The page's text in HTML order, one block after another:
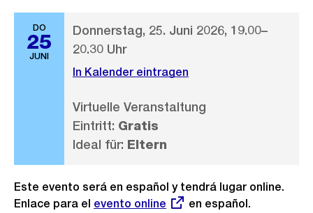
DO
25
JUNI
Donnerstag, 25. Juni 2026, 19.00–
20.30 Uhr
In Kalender eintragen
Virtuelle Veranstaltung
Eintritt: Gratis
Ideal für: Eltern
Este evento será en español y tendrá lugar online.
Enlace para el Externer
evento online en español.